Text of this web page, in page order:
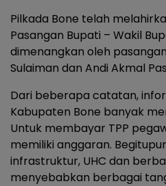
Pilkada Bone telah
Pasangan Bupati – Wakil
dimenangkan oleh
Sulaiman dan Andi Akmal
Dari beberapa catatan,
Kabupaten Bone banyak
Untuk membayar TPP
memiliki anggaran.
infrastruktur, UHC dan
menyebabkan berbagai